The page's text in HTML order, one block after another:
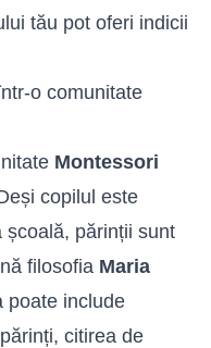
tău pot oferi indicii
o comunitate
Montessori
copilul este
părinții sunt
filosofia Maria
poate include
citirea de